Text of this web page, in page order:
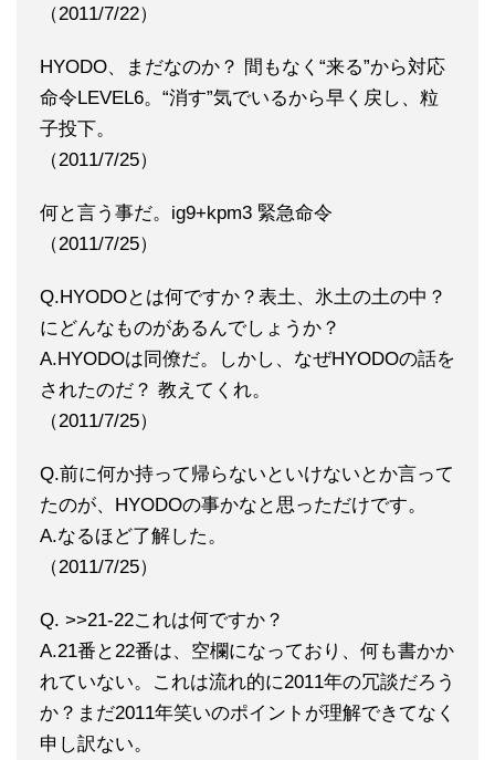
（2011/7/22）
HYODO、まだなのか？ 間もなく“来る”から対応
命令LEVEL6。“消す”気でいるから早く戻し、粒
子投下。
（2011/7/25）
何と言う事だ。ig9+kpm3 緊急命令
（2011/7/25）
Q.HYODOとは何ですか？表土、氷土の土の中？
にどんなものがあるんでしょうか？
A.HYODOは同僚だ。しかし、なぜHYODOの話を
されたのだ？ 教えてくれ。
（2011/7/25）
Q.前に何か持って帰らないといけないとか言って
たのが、HYODOの事かなと思っただけです。
A.なるほど了解した。
（2011/7/25）
Q. >>21-22これは何ですか？
A.21番と22番は、空欄になっており、何も書かか
れていない。これは流れ的に2011年の冗談だろう
か？まだ2011年笑いのポイントが理解できてなく
申し訳ない。